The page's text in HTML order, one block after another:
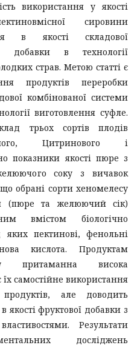
використання у якості
сировини
в якості складової
добавки в технології
страв. Метою статті є
продуктів переробки
комбінованої системи
виготовлення суфле.
трьох сортів плодів
Цитринового і
показники якості пюре з
соку з вичавок
обрані сорти хеномелесу
(пюре та желюючий сік)
вмістом біологічно
пектинові, фенольні
кислота. Продуктам
притаманна висока
самостійне використання
але доводить
якості фруктової добавки з
Результати
досліджень